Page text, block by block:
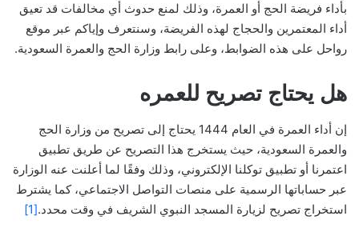
بأداء فريضة الحج أو العمرة، وذلك لمنع حدوث أي مخالفات قد تعيق
أداء المعتمرين والحجاج لهذه الفريضة، وسنتعرف وإياكم عبر موقع
رواحل على هذه الضوابط، وعلى رابط وزارة الحج والعمرة السعودية.
هل يحتاج تصريح للعمره
إن أداء العمرة في العام 1444 يحتاج إلى تصريح من وزارة الحج
والعمرة السعودية، حيث يستخرج هذا التصريح عن طريق تطبيق
اعتمرنا أو تطبيق توكلنا الإلكتروني، وذلك وفقًا لما أعلنت عنه الوزارة
عبر حساباتها الرسمية على منصات التواصل الاجتماعي، كما يشترط
استخراج تصريح لزيارة المسجد النبوي الشريف في وقت محدد.[1]